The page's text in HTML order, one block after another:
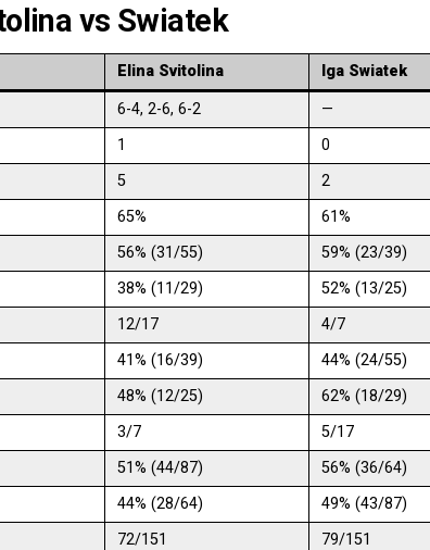
vs Swiatek
Elina Svitolina Iga Swiatek
6-4, 2-6, 6-2
—
1
0
5
2
65%
61%
56% (31/55)
59% (23/39)
38% (11/29)
52% (13/25)
12/17
4/7
41% (16/39)
44% (24/55)
48% (12/25)
62% (18/29)
3/7
5/17
51% (44/87)
56% (36/64)
44% (28/64)
49% (43/87)
72/151
79/151